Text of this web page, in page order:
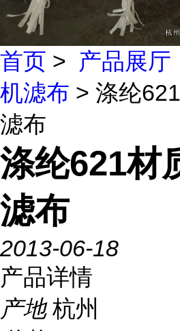
首页 > 产品展厅
机滤布 > 涤纶
滤布
涤纶621材
滤布
2013-06-18
产品详情
产地 杭州